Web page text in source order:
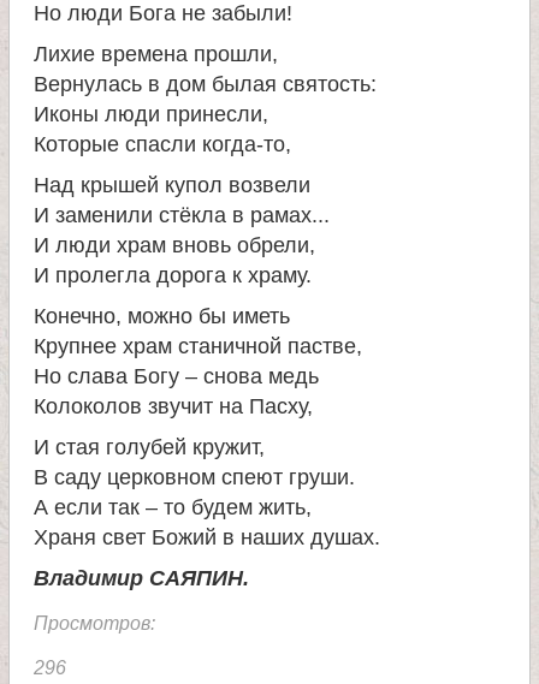
а
н
и
ц
ы
К
н
е
в
Но люди Бога не забыли!
Лихие времена прошли,
Вернулась в дом былая святость:
Иконы люди принесли,
Которые спасли когда-то,
Над крышей купол возвели
И заменили стёкла в рамах...
И люди храм вновь обрели,
И пролегла дорога к храму.
Конечно, можно бы иметь
Крупнее храм станичной пастве,
Но слава Богу – снова медь
Колоколов звучит на Пасху,
И стая голубей кружит,
В саду церковном спеют груши.
А если так – то будем жить,
Храня свет Божий в наших душах.
Владимир САЯПИН.
Просмотров:
296